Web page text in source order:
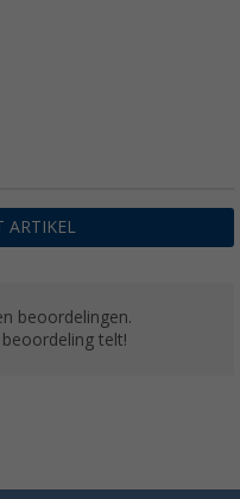
ARTIKEL
beoordelingen.
telt!